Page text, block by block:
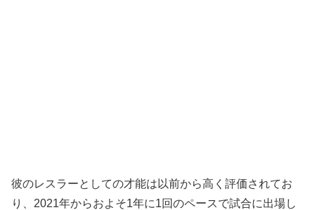
彼のレスラーとしての才能は以前から高く評価されてお
り、2021年からおよそ1年に1回のペースで試合に出場し